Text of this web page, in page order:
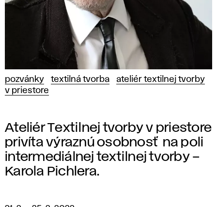
pozvánky textilná tvorba
ateliér textilnej tvorby
v priestore
Ateliér Textilnej tvorby v priestore
privíta výraznú osobnosť na poli
intermediálnej textilnej tvorby –
Karola Pichlera.